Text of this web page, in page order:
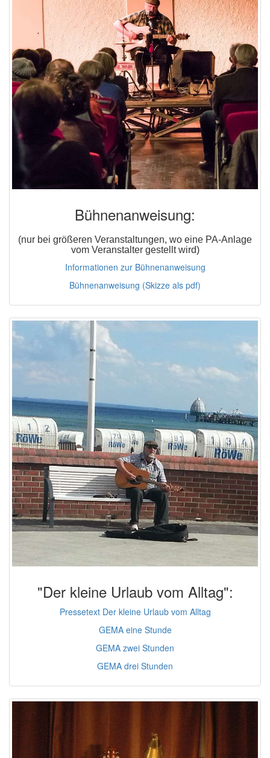
Bühnenanweisung:
(nur bei größeren Veranstaltungen, wo eine PA-Anlage
vom Veranstalter gestellt wird)
Informationen zur Bühnenanweisung
Bühnenanweisung (Skizze als pdf)
"Der kleine Urlaub vom Alltag":
Pressetext Der kleine Urlaub vom Alltag
GEMA eine Stunde
GEMA zwei Stunden
GEMA drei Stunden